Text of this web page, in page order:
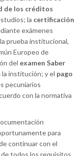
de los créditos
la certificación
exámenes
prueba institucional,
Europeo de
del examen Saber
institución; y el pago
pecuniarios
con la normativa
para
continuar con el